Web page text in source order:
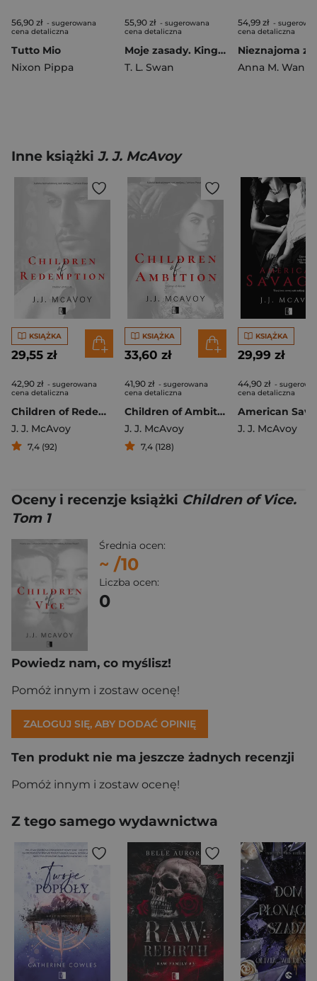
56,90 zł - sugerowana
cena detaliczna
Tutto Mio
Nixon Pippa
55,90 zł - sugerowana
cena detaliczna
Moje zasady. Kingston Lane. Tom 1
T. L. Swan
54,99 zł -
cena detaliczna
Anna M. Wan
Inne książki J. J. McAvoy
KSIĄŻKA
29,55 zł
42,90 zł - sugerowana
cena detaliczna
Children of Redemption
J. J. McAvoy
7,4 (92)
KSIĄŻKA
33,60 zł
41,90 zł - sugerowana
cena detaliczna
Children of Ambition
J. J. McAvoy
7,4 (128)
KSIĄŻKA
29,99 zł
44,90 zł -
cena detaliczna
J. J. McAvoy
Oceny i recenzje książki Children of Vice.
Tom 1
Średnia ocen:
~ /10
Liczba ocen:
0
Powiedz nam, co myślisz!
Pomóż innym i zostaw ocenę!
ZALOGUJ SIĘ, ABY DODAĆ OPINIĘ
Ten produkt nie ma jeszcze żadnych recenzji
Pomóż innym i zostaw ocenę!
Z tego samego wydawnictwa